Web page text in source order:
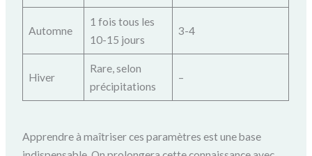
Automne
1 fois tous les
10-15 jours
3-4
Hiver
Rare, selon
précipitations
–
Apprendre à maîtriser ces paramètres est une base